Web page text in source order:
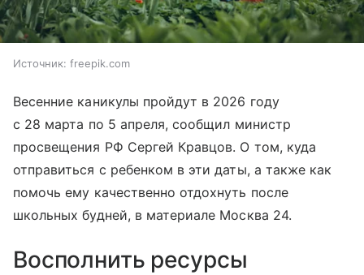
Источник: freepik.com
Весенние каникулы пройдут в 2026 году
с 28 марта по 5 апреля, сообщил министр
просвещения РФ Сергей Кравцов. О том, куда
отправиться с ребенком в эти даты, а также как
помочь ему качественно отдохнуть после
школьных будней, в материале Москва 24.
Восполнить ресурсы